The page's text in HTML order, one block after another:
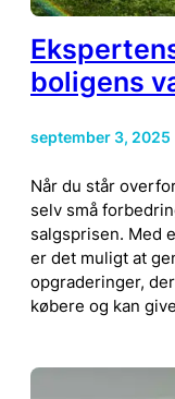
boligens
september 3, 2025
Når du står
selv små
salgsprisen. Med
er det muligt at
opgraderinger,
købere og kan